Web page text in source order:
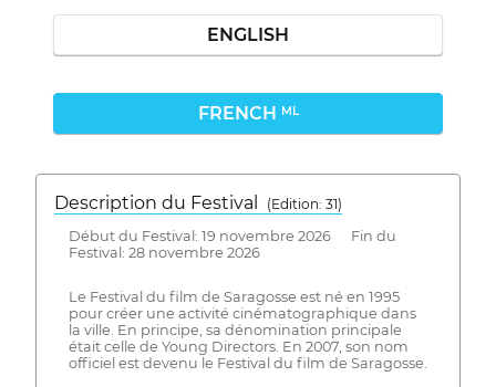
ENGLISH
FRENCH ML
Description du Festival
( Edition: 31)
Début du Festival: 19 novembre 2026 Fin du
Festival: 28 novembre 2026
Le Festival du film de Saragosse est né en 1995
pour créer une activité cinématographique dans
la ville. En principe, sa dénomination principale
était celle de Young Directors. En 2007, son nom
officiel est devenu le Festival du film de Saragosse.